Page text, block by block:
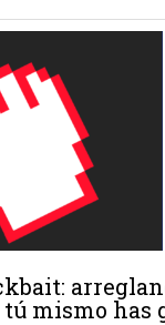
mismo has